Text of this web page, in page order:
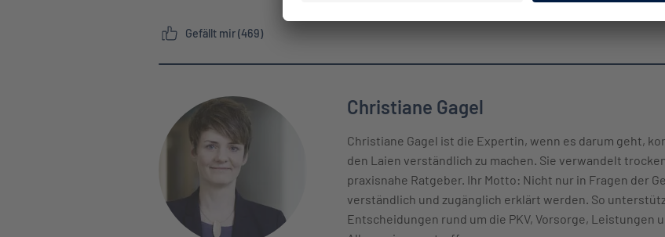
Gefällt mir (469)
Christiane Gagel
Christiane Gagel ist die Expertin, wenn es darum geht,
den Laien verständlich zu machen. Sie verwandelt
praxisnahe Ratgeber. Ihr Motto: Nicht nur in Fragen der
verständlich und zugänglich erklärt werden. So
Entscheidungen rund um die PKV, Vorsorge, Leistungen